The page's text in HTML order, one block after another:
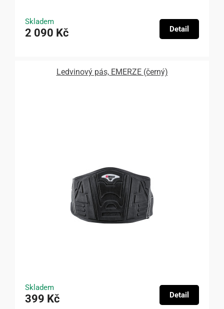
Skladem
2 090 Kč Detail
Ledvinový pás, EMERZE (černý)
Skladem
399 Kč Detail